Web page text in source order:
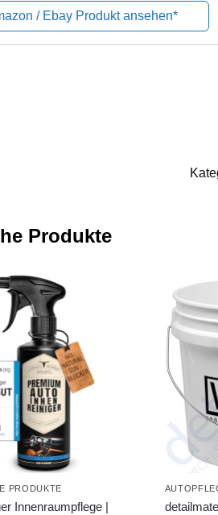
/ Ebay Produkt ansehen*
Produkte
PRODUKTE
Innenraumpflege |